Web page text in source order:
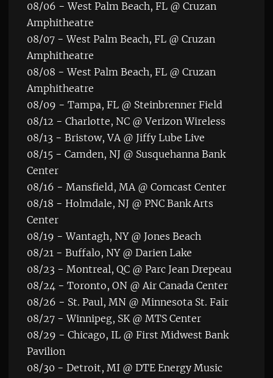
08/06 − West Palm Beach, FL @ Cruzan
Amphitheatre
08/07 − West Palm Beach, FL @ Cruzan
Amphitheatre
08/08 − West Palm Beach, FL @ Cruzan
Amphitheatre
08/09 − Tampa, FL @ Steinbrenner Field
08/12 − Charlotte, NC @ Verizon Wireless
08/13 − Bristow, VA @ Jiffy Lube Live
08/15 − Camden, NJ @ Susquehanna Bank
Center
08/16 − Mansfield, MA @ Comcast Center
08/18 − Holmdale, NJ @ PNC Bank Arts
Center
08/19 − Wantagh, NY @ Jones Beach
08/21 − Buffalo, NY @ Darien Lake
08/23 − Montreal, QC @ Parc Jean Drepeau
08/24 − Toronto, ON @ Air Canada Center
08/26 − St. Paul, MN @ Minnesota St. Fair
08/27 − Winnipeg, SK @ MTS Center
08/29 − Chicago, IL @ First Midwest Bank
Pavilion
08/30 − Detroit, MI @ DTE Energy Music